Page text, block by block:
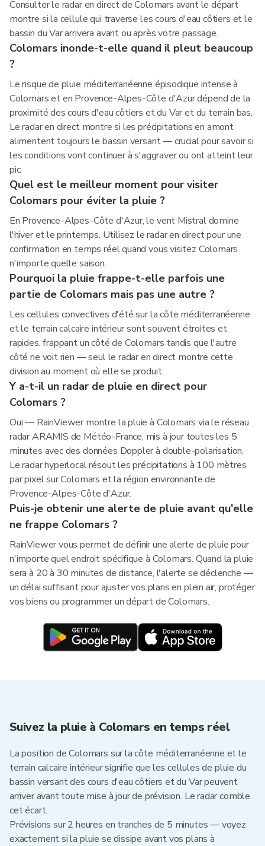
Consulter le radar en direct de Colomars avant le départ
montre si la cellule qui traverse les cours d'eau côtiers et le
bassin du Var arrivera avant ou après votre passage.
Colomars inonde-t-elle quand il pleut beaucoup
?
Le risque de pluie méditerranéenne épisodique intense à
Colomars et en Provence-Alpes-Côte d'Azur dépend de la
proximité des cours d'eau côtiers et du Var et du terrain bas.
Le radar en direct montre si les précipitations en amont
alimentent toujours le bassin versant — crucial pour savoir si
les conditions vont continuer à s'aggraver ou ont atteint leur
pic.
Quel est le meilleur moment pour visiter
Colomars pour éviter la pluie ?
En Provence-Alpes-Côte d'Azur, le vent Mistral domine
l'hiver et le printemps. Utilisez le radar en direct pour une
confirmation en temps réel quand vous visitez Colomars
n'importe quelle saison.
Pourquoi la pluie frappe-t-elle parfois une
partie de Colomars mais pas une autre ?
Les cellules convectives d'été sur la côte méditerranéenne
et le terrain calcaire intérieur sont souvent étroites et
rapides, frappant un côté de Colomars tandis que l'autre
côté ne voit rien — seul le radar en direct montre cette
division au moment où elle se produit.
Y a-t-il un radar de pluie en direct pour
Colomars ?
Oui — RainViewer montre la pluie à Colomars via le réseau
radar ARAMIS de Météo-France, mis à jour toutes les 5
minutes avec des données Doppler à double-polarisation.
Le radar hyperlocal résout les précipitations à 100 mètres
par pixel sur Colomars et la région environnante de
Provence-Alpes-Côte d'Azur.
Puis-je obtenir une alerte de pluie avant qu'elle
ne frappe Colomars ?
RainViewer vous permet de définir une alerte de pluie pour
n'importe quel endroit spécifique à Colomars. Quand la pluie
sera à 20 à 30 minutes de distance, l'alerte se déclenche —
un délai suffisant pour ajuster vos plans en plein air, protéger
vos biens ou programmer un départ de Colomars.
Suivez la pluie à Colomars en temps réel
La position de Colomars sur la côte méditerranéenne et le
terrain calcaire intérieur signifie que les cellules de pluie du
bassin versant des cours d'eau côtiers et du Var peuvent
arriver avant toute mise à jour de prévision. Le radar comble
cet écart.
Prévisions sur 2 heures en tranches de 5 minutes — voyez
exactement si la pluie se dissipe avant vos plans à